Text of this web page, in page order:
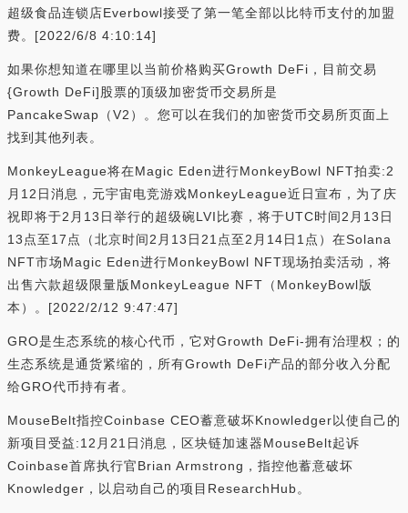
超级食品连锁店Everbowl接受了第一笔全部以比特币支付的加盟
费。[2022/6/8 4:10:14]
如果你想知道在哪里以当前价格购买Growth DeFi，目前交易
{Growth DeFi]股票的顶级加密货币交易所是
PancakeSwap（V2）。您可以在我们的加密货币交易所页面上
找到其他列表。
MonkeyLeague将在Magic Eden进行MonkeyBowl NFT拍卖:2
月12日消息，元宇宙电竞游戏MonkeyLeague近日宣布，为了庆
祝即将于2月13日举行的超级碗LVI比赛，将于UTC时间2月13日
13点至17点（北京时间2月13日21点至2月14日1点）在Solana
NFT市场Magic Eden进行MonkeyBowl NFT现场拍卖活动，将
出售六款超级限量版MonkeyLeague NFT（MonkeyBowl版
本）。[2022/2/12 9:47:47]
GRO是生态系统的核心代币，它对Growth DeFi-拥有治理权；的
生态系统是通货紧缩的，所有Growth DeFi产品的部分收入分配
给GRO代币持有者。
MouseBelt指控Coinbase CEO蓄意破坏Knowledger以使自己的
新项目受益:12月21日消息，区块链加速器MouseBelt起诉
Coinbase首席执行官Brian Armstrong，指控他蓄意破坏
Knowledger，以启动自己的项目ResearchHub。